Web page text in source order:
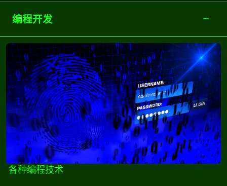
编程开发
各种编程技术
各种编程技术